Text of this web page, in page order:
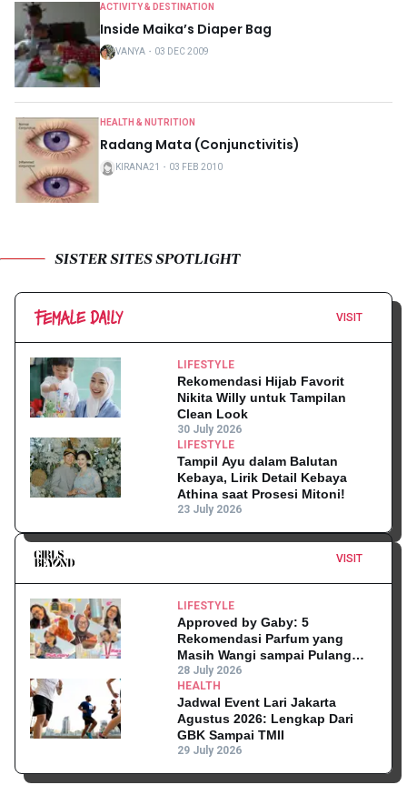
ACTIVITY & DESTINATION
Inside Maika’s Diaper Bag
VANYA ・ 03 DEC 2009
HEALTH & NUTRITION
Radang Mata (Conjunctivitis)
KIRANA21 ・ 03 FEB 2010
SISTER SITES SPOTLIGHT
VISIT
LIFESTYLE
Rekomendasi Hijab Favorit
Nikita Willy untuk Tampilan
Clean Look
30 July 2026
LIFESTYLE
Tampil Ayu dalam Balutan
Kebaya, Lirik Detail Kebaya
Athina saat Prosesi Mitoni!
23 July 2026
VISIT
LIFESTYLE
Approved by Gaby: 5
Rekomendasi Parfum yang
Masih Wangi sampai Pulang
Kantor
28 July 2026
HEALTH
Jadwal Event Lari Jakarta
Agustus 2026: Lengkap Dari
GBK Sampai TMII
29 July 2026